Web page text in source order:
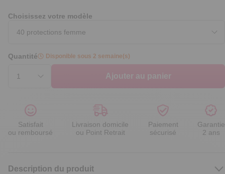
Choisissez votre modèle
Quantité Disponible sous 2 semaine(s)
Ajouter au panier
Satisfait
ou remboursé
Livraison domicile
ou Point Retrait
Paiement
sécurisé
Garantie
2 ans
Description du produit